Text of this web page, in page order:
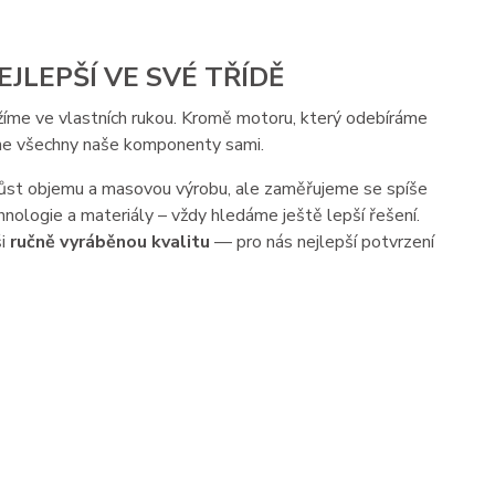
VE SVÉ TŘÍDĚ
ve vlastních rukou. Kromě motoru, který odebíráme
všechny naše komponenty sami.
objemu a masovou výrobu, ale zaměřujeme se spíše
a materiály – vždy hledáme ještě lepší řešení.
ručně vyráběnou kvalitu — pro nás nejlepší potvrzení